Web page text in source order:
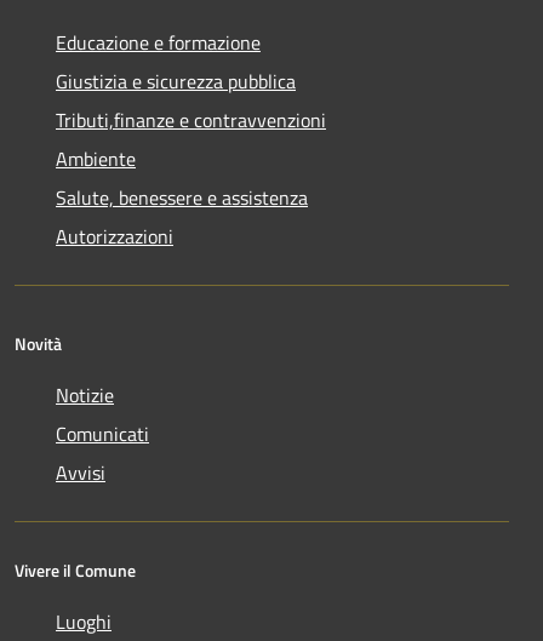
Educazione e formazione
Giustizia e sicurezza pubblica
Tributi,finanze e contravvenzioni
Ambiente
Salute, benessere e assistenza
Autorizzazioni
Novità
Notizie
Comunicati
Avvisi
Vivere il Comune
Luoghi